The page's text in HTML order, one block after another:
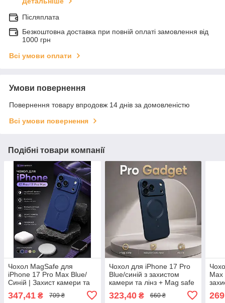
Післяплата
Безкоштовна доставка при повній оплаті замовлення від
1000 грн
Всі умови оплати
Умови повернення
Повернення товару впродовж 14 днів за домовленістю
Всі умови повернення
Подібні товари компанії
Чохол MagSafe для
iPhone 17 Pro Max Blue/
Синій | Захист камери та
Premium Case
347,41 ₴ 709 ₴
Чохол для iPhone 17 Pro
Blue/синій з захистом
камери та лінз + Mag safe
323,40₴ 660 ₴
Max